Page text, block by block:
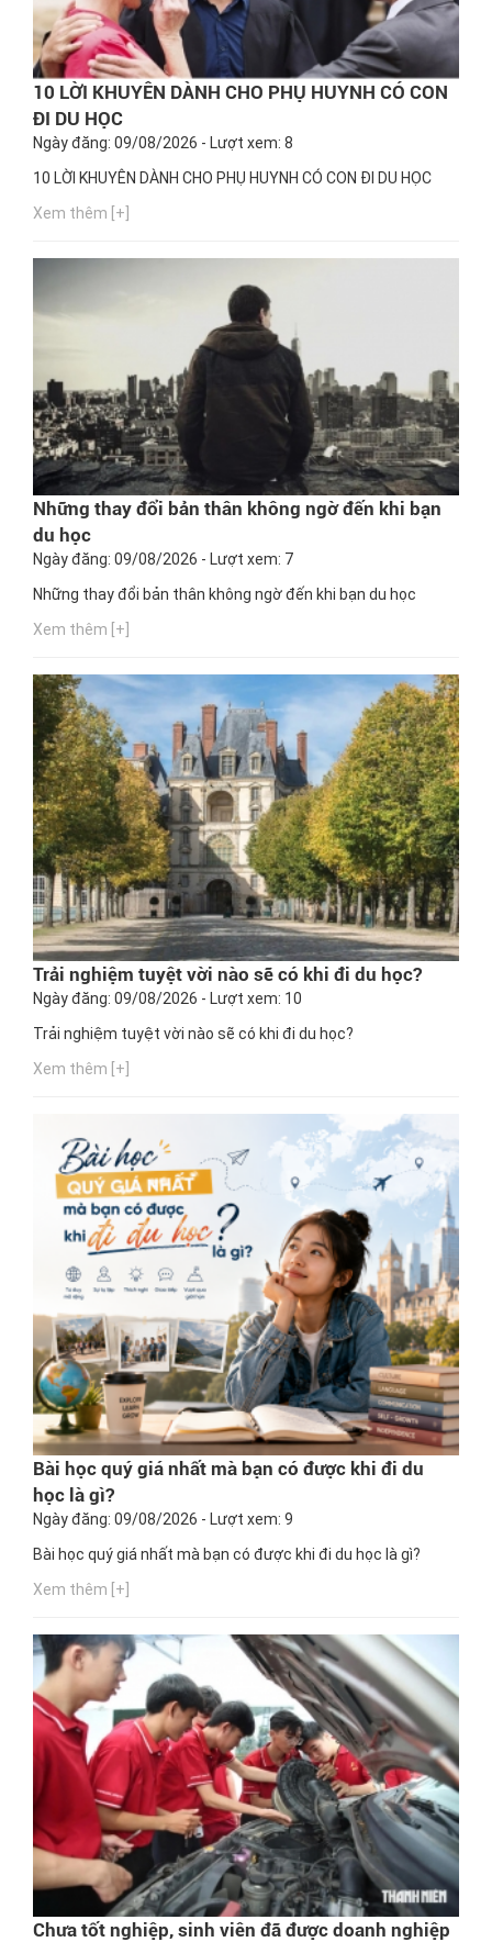
10 LỜI KHUYÊN DÀNH CHO PHỤ HUYNH CÓ CON
ĐI DU HỌC
Ngày đăng: 09/08/2026 - Lượt xem: 8
10 LỜI KHUYÊN DÀNH CHO PHỤ HUYNH CÓ CON ĐI DU HỌC
Xem thêm [+]
Những thay đổi bản thân không ngờ đến khi bạn
du học
Ngày đăng: 09/08/2026 - Lượt xem: 7
Những thay đổi bản thân không ngờ đến khi bạn du học
Xem thêm [+]
Trải nghiệm tuyệt vời nào sẽ có khi đi du học?
Ngày đăng: 09/08/2026 - Lượt xem: 10
Trải nghiệm tuyệt vời nào sẽ có khi đi du học?
Xem thêm [+]
Bài học quý giá nhất mà bạn có được khi đi du
học là gì?
Ngày đăng: 09/08/2026 - Lượt xem: 9
Bài học quý giá nhất mà bạn có được khi đi du học là gì?
Xem thêm [+]
Chưa tốt nghiệp, sinh viên đã được doanh nghiệp